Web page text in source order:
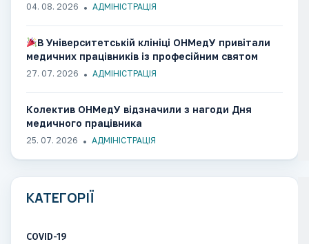
04. 08. 2026 АДМІНІСТРАЦІЯ
В Університетській клініці ОНМедУ привітали
медичних працівників із професійним святом
27. 07. 2026 АДМІНІСТРАЦІЯ
Колектив ОНМедУ відзначили з нагоди Дня
медичного працівника
25. 07. 2026 АДМІНІСТРАЦІЯ
КАТЕГОРІЇ
COVID-19